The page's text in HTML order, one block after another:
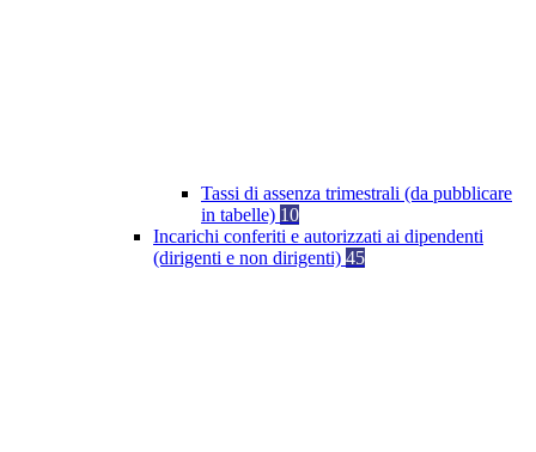
Tassi di assenza trimestrali (da pubblicare
in tabelle) 10
Incarichi conferiti e autorizzati ai dipendenti
(dirigenti e non dirigenti) 45